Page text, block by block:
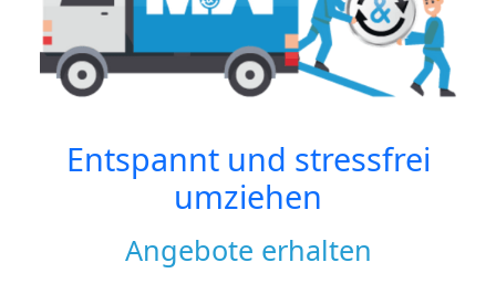
Entspannt und stressfrei
umziehen
Angebote erhalten